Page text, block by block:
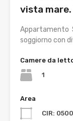
vista mare.
Appartamento
soggiorno con
Camere da
1
Area
CIR: